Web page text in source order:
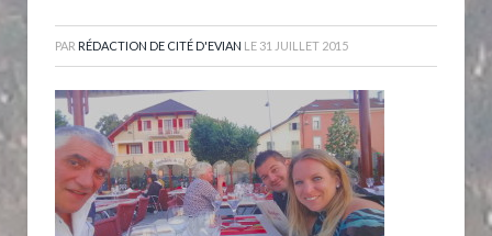
PAR RÉDACTION DE CITÉ D'EVIAN LE 31 JUILLET 2015